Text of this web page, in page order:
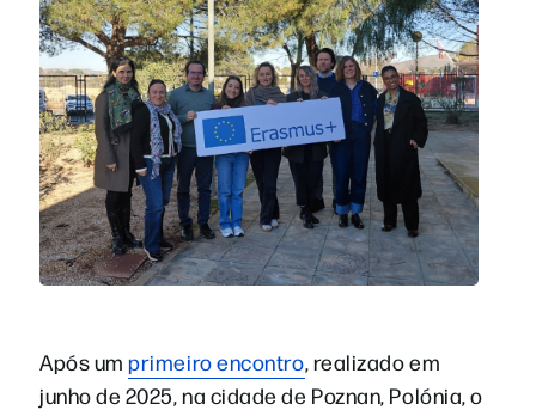
Após umprimeiro encontro, realizado em
junho de 2025, na cidade de Poznan, Polónia, o